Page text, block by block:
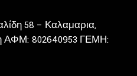
58 – Καλαμαρια,
ΑΦΜ: 802640953 ΓΕΜΗ: